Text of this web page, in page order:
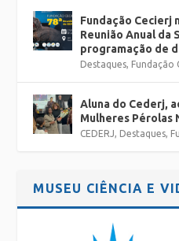
Fundação Cecierj
Reunião Anual da
programação de
Destaques, Fundação
Aluna do Cederj,
Mulheres Pérolas
CEDERJ, Destaques,
MUSEU CIÊNCIA E